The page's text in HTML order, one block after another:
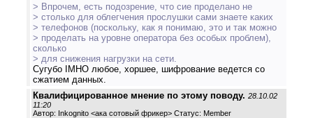
> Впрочем, есть подозрение, что сие проделано не
> столько для облегчения прослушки сами знаете каких
> телефонов (поскольку, как я понимаю, это и так можно
> проделать на уровне оператора без особых проблем),
сколько
> для снижения нагрузки на сети.
Сугубо IMHO любое, хоршее, шифрование ведется со
сжатием данных.
Квалифицированное мнение по этому поводу. 28.10.02
11:20
Автор: Inkognito <ака сотовый фрикер> Статус: Member